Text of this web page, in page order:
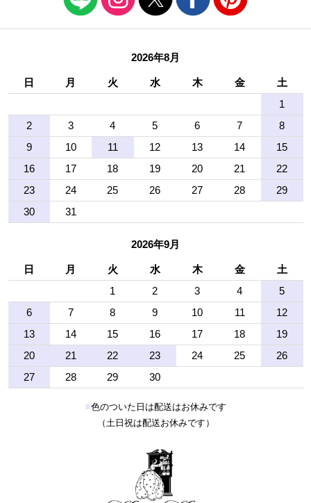
2026年8月
日 月 火 水 木 金
土
1
2
3 4 5 6 7
8
9
10 11 12 13 14
15
16
17 18 19 20 21
22
23
24 25 26 27 28
29
30
31
2026年9月
日 月 火 水 木 金
土
1
2 3 4
5
6
7 8 9 10 11
12
13
14 15 16 17 18
19
20
21 22 23 24 25
26
27
28 29 30
■色のついた日は配送はお休みです
（土日祝は配送お休みです）